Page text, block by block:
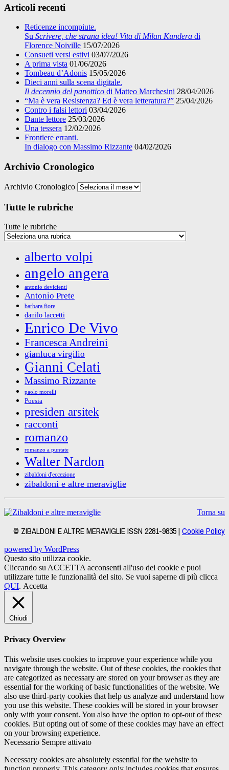
Articoli recenti
Reticenze incompiute.
Su Scrivere, che strana idea! Vita di Milan Kundera di
Florence Noiville 15/07/2026
Consueti versi estivi 03/07/2026
A prima vista 01/06/2026
Tombeau d’Adonis 15/05/2026
Dieci anni sulla scena digitale.
Il decennio del panottico di Matteo Marchesini 28/04/2026
“Ma è vera Resistenza? Ed è vera letteratura?” 25/04/2026
Contro i falsi lettori 03/04/2026
Dante lettore 25/03/2026
Una tessera 12/02/2026
Frontiere erranti.
In dialogo con Massimo Rizzante 04/02/2026
Archivio Cronologico
Archivio Cronologico
Tutte le rubriche
Tutte le rubriche
alberto volpi
angelo angera
antonio devicienti
Antonio Prete
barbara fiore
danilo laccetti
Enrico De Vivo
Francesca Andreini
gianluca virgilio
Gianni Celati
Massimo Rizzante
paolo morelli
Poesia
presiden arsitek
racconti
romanzo
romanzo a puntate
Walter Nardon
zibaldoni d'eccezione
zibaldoni e altre meraviglie
Torna su
© ZIBALDONI E ALTRE MERAVIGLIE ISSN 2281-9835 | Cookie Policy
powered by WordPress
Questo sito utilizza cookie.
Cliccando su ACCETTA acconsenti all'uso dei cookie e puoi
utilizzare tutte le funzionalità del sito. Se vuoi saperne di più clicca
QUI. Accetta
Chiudi
Privacy Overview
This website uses cookies to improve your experience while you
navigate through the website. Out of these cookies, the cookies that
are categorized as necessary are stored on your browser as they are
essential for the working of basic functionalities of the website. We
also use third-party cookies that help us analyze and understand how
you use this website. These cookies will be stored in your browser
only with your consent. You also have the option to opt-out of these
cookies. But opting out of some of these cookies may have an effect
on your browsing experience.
Necessario Sempre attivato
Necessary cookies are absolutely essential for the website to